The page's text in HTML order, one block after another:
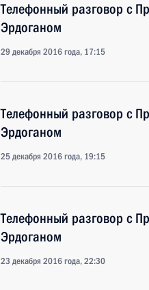
Телефонный разговор с
Эрдоганом
29 декабря 2016 года, 17:15
Телефонный разговор с
Эрдоганом
25 декабря 2016 года, 19:15
Телефонный разговор с
Эрдоганом
23 декабря 2016 года, 22:30